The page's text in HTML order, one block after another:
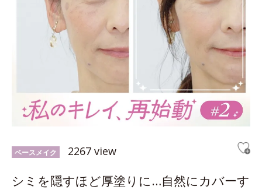
ベースメイク 2267 view
シミを隠すほど厚塗りに…自然にカバーす